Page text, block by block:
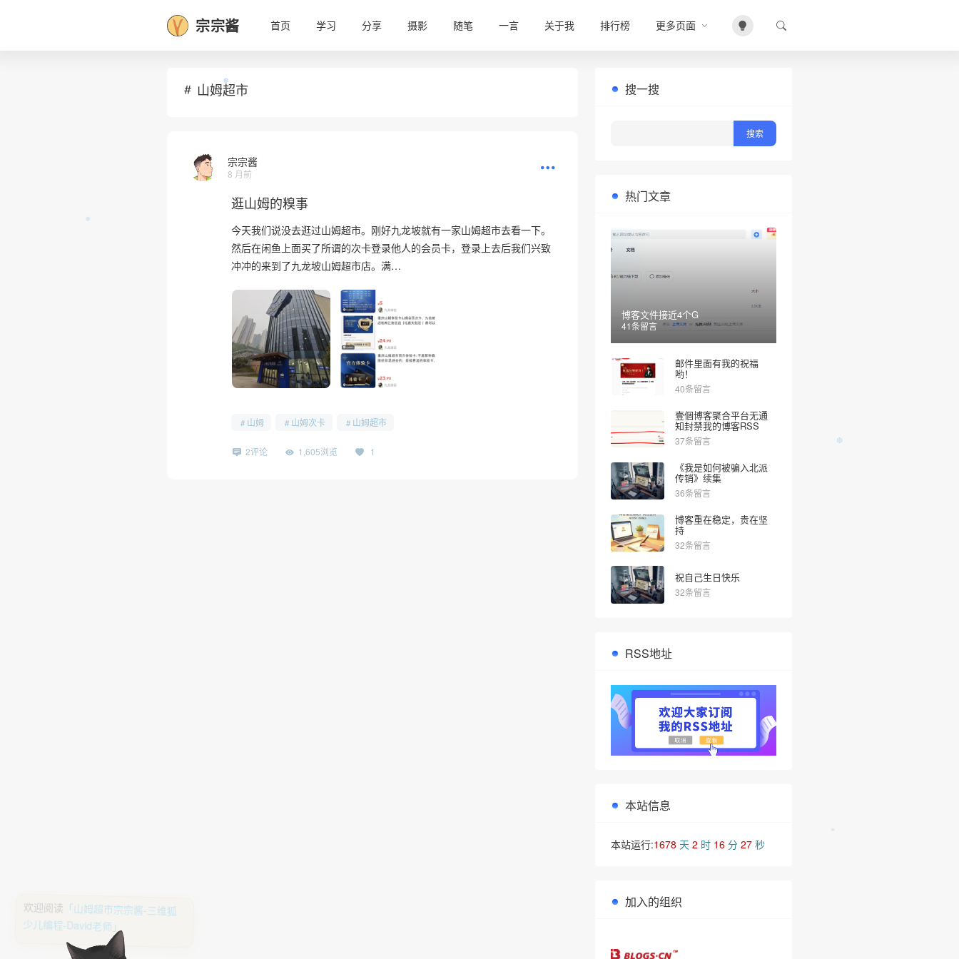
宗宗酱 首页 学习 分享 摄影 随笔 一言 关于我 排行榜 更多页面
山姆超市
宗宗酱
8 月前
逛山姆的糗事
今天我们说没去逛过山姆超市。刚好九龙坡就有一家山姆超市去看一下。
然后在闲鱼上面买了所谓的次卡登录他人的会员卡，登录上去后我们兴致
冲冲的来到了九龙坡山姆超市店。满…
山姆 山姆次卡 山姆超市
2评论 1,605浏览 1
搜一搜
热门文章
博客文件接近4个G
41条留言
邮件里面有我的祝福
哟！
40条留言
壹個博客聚合平台无通
知封禁我的博客RSS
37条留言
《我是如何被骗入北派
传销》续集
36条留言
博客重在稳定，贵在坚
持
32条留言
祝自己生日快乐
32条留言
RSS地址
本站信息
本站运行:1678 天 2 时 16分 27秒
加入的组织
欢迎阅读 「山姆超市宗宗酱-三维狐
少儿编程-David老师」